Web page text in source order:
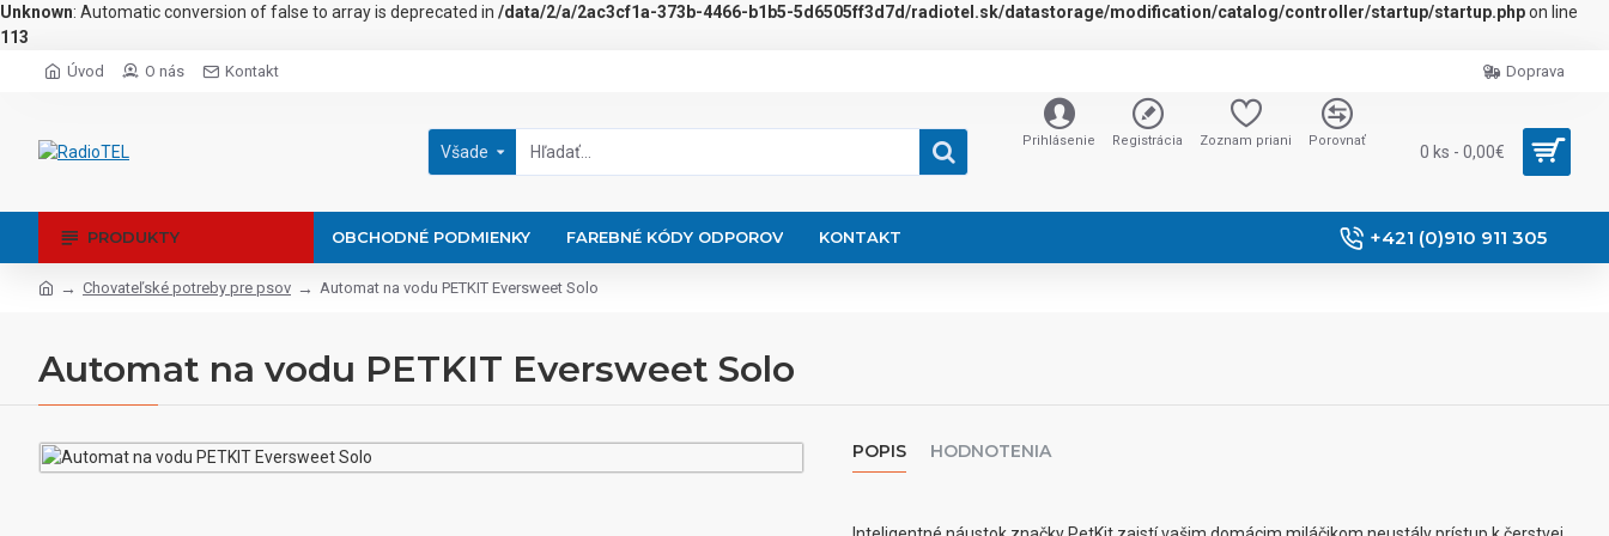
Unknown: Automatic conversion of false to array is deprecated in /data/2/a/2ac3cf1a-373b-4466-b1b5-5d6505ff3d7d/radiotel.sk/datastorage/modification/catalog/controller/startup/startup.phpon line
113
Úvod O nás Kontakt Doprava
Všade
Prihlásenie Registrácia Zoznam priani Porovnať
0 ks - 0,00€
PRODUKTY OBCHODNÉ PODMIENKY FAREBNÉ KÓDY ODPOROV KONTAKT +421 (0)910 911 305
Chovateľské potreby pre psov Automat na vodu PETKIT Eversweet Solo
Automat na vodu PETKIT Eversweet Solo
POPIS HODNOTENIA